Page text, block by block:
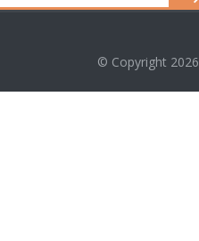
© Copyright 2026